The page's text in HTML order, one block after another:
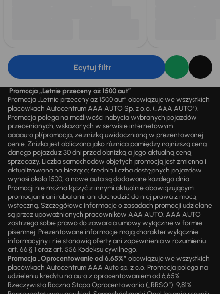
Edytuj filtr
Promocja „Letnie przeceny aż 1500 aut”
Promocja „Letnie przeceny aż 1500 aut” obowiązuje we wszystkich
placówkach Autocentrum AAA AUTO Sp. z o.o. („AAA AUTO”).
Promocja polega na możliwości nabycia wybranych pojazdów
przecenionych, wskazanych w serwisie internetowym
aaaauto.pl/promocja, ze zniżką uwidocznioną w prezentowanej
cenie. Zniżka jest obliczana jako różnica pomiędzy najniższą ceną
danego pojazdu z 30 dni przed obniżką a jego aktualną ceną
sprzedaży. Liczba samochodów objętych promocją jest zmienna i
aktualizowana na bieżąco; średnia liczba dostępnych pojazdów
wynosi około 1500, a nowe auta są dodawane każdego dnia.
Promocji nie można łączyć z innymi aktualnie obowiązującymi
promocjami ani rabatami, ani dochodzić do niej prawa z mocą
wsteczną. Szczegółowe informacje o zasadach promocji udzielane
są przez upoważnionych pracowników AAA AUTO. AAA AUTO
zastrzega sobie prawo do zawarcia umowy wyłącznie w formie
pisemnej. Prezentowane informacje mają charakter wyłącznie
informacyjny i nie stanowią oferty ani zapewnienia w rozumieniu
art. 66 § 1 oraz art. 556 Kodeksu cywilnego.
Promocja „Oprocentowanie od 6,65%” obowiązuje we wszystkich
placówkach Autocentrum AAA Auto sp. z o.o. Promocja polega na
udzieleniu kredytu na auto z oprocentowaniem od 6,65%.
Rzeczywista Roczna Stopa Oprocentowania („RRSO“): 9,81%.